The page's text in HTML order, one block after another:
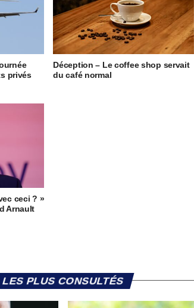
privés
Déception – Le coffee shop servait
du café normal
ceci ? »
Arnault
LES PLUS CONSULTÉS